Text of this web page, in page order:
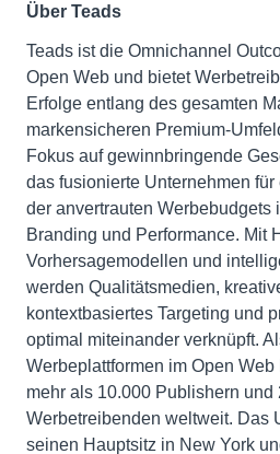
Über Teads
Teads ist die Omnichannel
Open Web und bietet
Erfolge entlang des gesamten
markensicheren Premium-
Fokus auf gewinnbringende
das fusionierte Unternehmen
der anvertrauten Werbebudgets
Branding und Performance. Mit
Vorhersagemodellen und
werden Qualitätsmedien,
kontextbasiertes Targeting und
optimal miteinander verknüpft.
Werbeplattformen im Open
mehr als 10.000 Publishern und
Werbetreibenden weltweit. Das
seinen Hauptsitz in New York